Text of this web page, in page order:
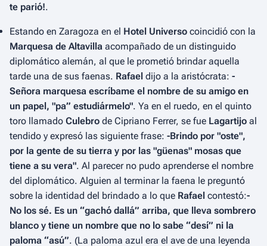
te parió!.
Estando en Zaragoza en el Hotel Universo coincidió con la
Marquesa de Altavilla acompañado de un distinguido
diplomático alemán, al que le prometió brindar aquella
tarde una de sus faenas. Rafael dijo a la aristócrata: -
Señora marquesa escríbame el nombre de su amigo en
un papel, "pa” estudiármelo". Ya en el ruedo, en el quinto
toro llamado Culebro de Cipriano Ferrer, se fue Lagartijo al
tendido y expresó las siguiente frase: -Brindo por "oste",
por la gente de su tierra y por las "güenas" mosas que
tiene a su vera". Al parecer no pudo aprenderse el nombre
del diplomático. Alguien al terminar la faena le preguntó
sobre la identidad del brindado a lo que Rafael contestó:-
No los sé. Es un “gachó dallá” arriba, que lleva sombrero
blanco y tiene un nombre que no lo sabe “desí” ni la
paloma “asú”. (La paloma azul era el ave de una leyenda